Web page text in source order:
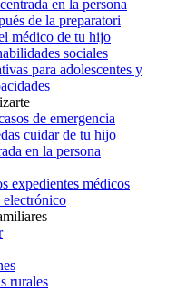
en la persona
de la preparatori
médico de tu hijo
sociales
para adolescentes y
de emergencia
cuidar de tu hijo
en la persona
expedientes médicos
rurales